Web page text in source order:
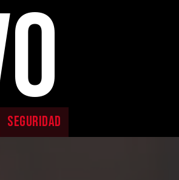
SEGURIDAD